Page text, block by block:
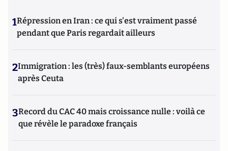
1Répression en Iran : ce qui s'est vraiment passé
pendant que Paris regardait ailleurs
2Immigration : les (très) faux-semblants européens
après Ceuta
3Record du CAC 40 mais croissance nulle : voilà ce
que révèle le paradoxe français